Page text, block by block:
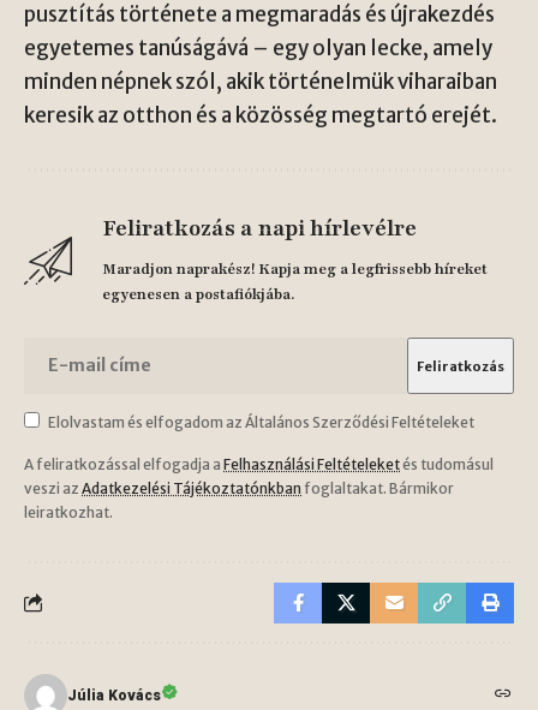
pusztítás története a megmaradás és újrakezdés
egyetemes tanúságává – egy olyan lecke, amely
minden népnek szól, akik történelmük viharaiban
keresik az otthon és a közösség megtartó erejét.
Feliratkozás a napi hírlevélre
Maradjon naprakész! Kapja meg a legfrissebb híreket
egyenesen a postafiókjába.
Elolvastam és elfogadom az Általános Szerződési Feltételeket
A feliratkozással elfogadja a Felhasználási Feltételeketés tudomásul
veszi az Adatkezelési Tájékoztatónkban foglaltakat. Bármikor
leiratkozhat.
Júlia Kovács